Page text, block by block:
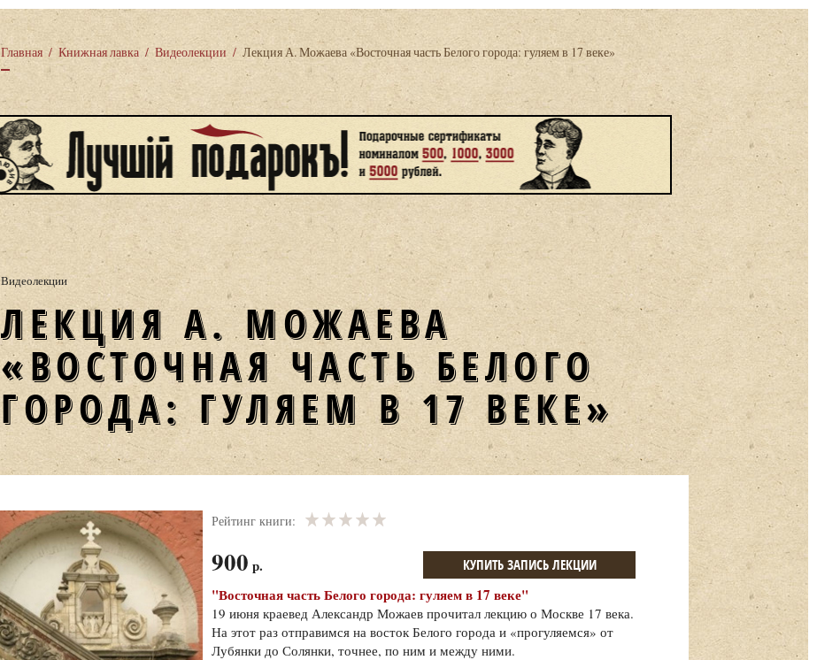
Главная / Книжная лавка / Видеолекции / Лекция А. Можаева «Восточная часть Белого города: гуляем в 17 веке»
Видеолекции
ЛЕКЦИЯ А. МОЖАЕВА
«ВОСТОЧНАЯ ЧАСТЬ БЕЛОГО
ГОРОДА: ГУЛЯЕМ В 17 ВЕКЕ»
Рейтинг книги:
КУПИТЬ ЗАПИСЬ ЛЕКЦИИ
900 р.
"Восточная часть Белого города: гуляем в 17 веке"
19 июня краевед Александр Можаев прочитал лекцию о Москве 17 века.
На этот раз отправимся на восток Белого города и «прогуляемся» от
Лубянки до Солянки, точнее, по ним и между ними.